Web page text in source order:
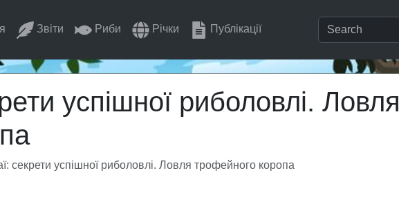
Звіти Риби Річки Публікації
успішної риболовлі. Ловля
секрети успішної риболовлі. Ловля трофейного коропа